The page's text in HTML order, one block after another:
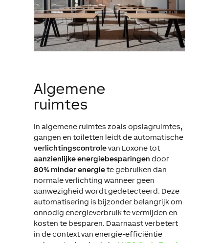
Algemene
ruimtes
In algemene ruimtes zoals opslagruimtes,
gangen en toiletten leidt de automatische
verlichtingscontrolevan Loxone tot
aanzienlijke energiebesparingen door
80% minder energiete gebruiken dan
normale verlichting wanneer geen
aanwezigheid wordt gedetecteerd. Deze
automatisering is bijzonder belangrijk om
onnodig energieverbruik te vermijden en
kosten te besparen. Daarnaast verbetert
in de context van energie-efficiëntie